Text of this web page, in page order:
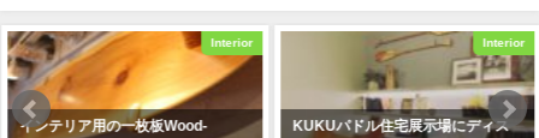
Interior
インテリア用の一枚板Wood-
Interior
KUKUパドル住宅展示場にディス